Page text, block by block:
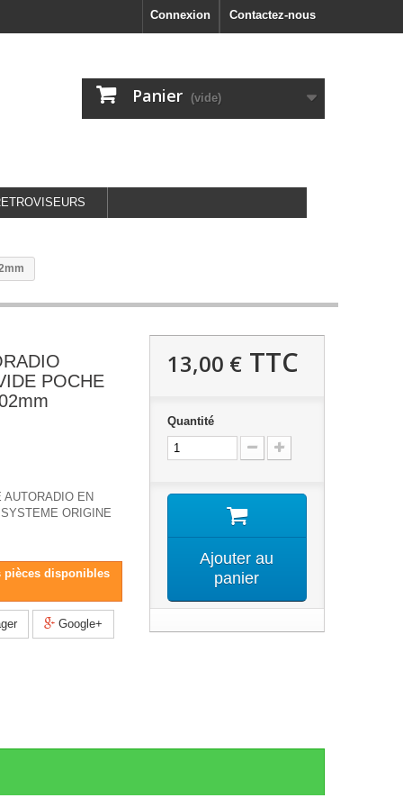
Contactez-nous
Connexion
Panier (vide)
POCHE
AUTORADIO EN
ORIGINE
pièces disponibles
Google+
13,00 €TTC
Quantité
Ajouter au
panier